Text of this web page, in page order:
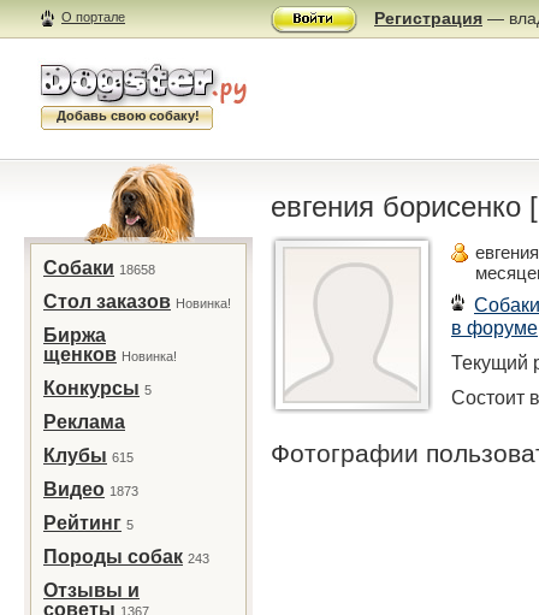
О портале Регистрация —
Добавь свою собаку!
Собаки 18658
Стол заказов Новинка!
Биржа
щенков Новинка!
Конкурсы 5
Реклама
Клубы 615
Видео 1873
Рейтинг 5
Породы собак 243
Отзывы и
советы 1367
евгения борисенко
Собаки
в форуме
Текущий
Состоит
Фотографии